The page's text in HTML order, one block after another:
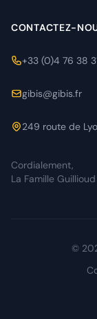
CONTACTEZ-
+33 (0)4 76 38
gibis@gibis.fr
249 route de
Cordialement,
La Famille Guillioud
©